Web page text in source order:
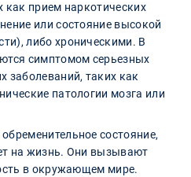
как прием наркотических
или состояние высокой
либо хроническими. В
симптомом серьезных
заболеваний, таких как
патологии мозга или
состояние,
на жизнь. Они вызывают
в окружающем мире.